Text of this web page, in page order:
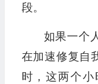
段。
如果一个
在加速修复自
时，这两个